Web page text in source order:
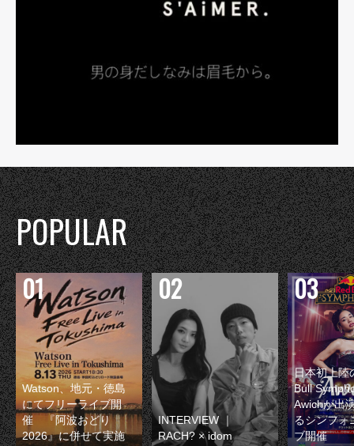
POPULAR
Watson、地元・徳島
にてフリーライブ開
催 『阿波おどり
2026』に併せて実施
INTERVIEW ｜
RACH? × idom
日本初上陸
Bull
Awichが出
るシンフォ
ブ開催